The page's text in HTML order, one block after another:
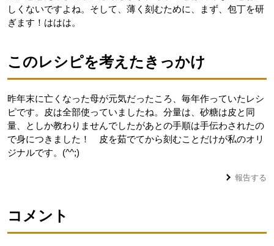
しくないですよね。そして、薄く刻むために、まず、包丁を研
ぎます！ははは。
このレシピを考えたきっかけ
昨年末に亡くなった母が元気だったころ、毎年作っていたレシ
ピです。皮は全部使っていましたね。分量は、砂糖は皮と同
量、としか教わりませんでしたがあとの手順は手伝わされたの
で身につきました！ 皮を茹でてから刻むことだけが私のオリ
ジナルです。(^^;)
報告する
コメント